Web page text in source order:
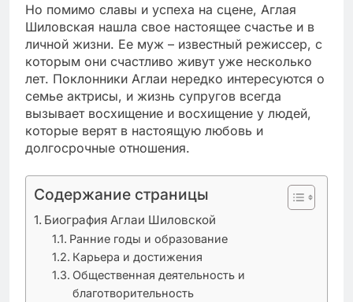
Но помимо славы и успеха на сцене, Аглая
Шиловская нашла свое настоящее счастье и в
личной жизни. Ее муж – известный режиссер, с
которым они счастливо живут уже несколько
лет. Поклонники Аглаи нередко интересуются о
семье актрисы, и жизнь супругов всегда
вызывает восхищение и восхищение у людей,
которые верят в настоящую любовь и
долгосрочные отношения.
Содержание страницы
Биография Аглаи Шиловской
Ранние годы и образование
Карьера и достижения
Общественная деятельность и
благотворительность